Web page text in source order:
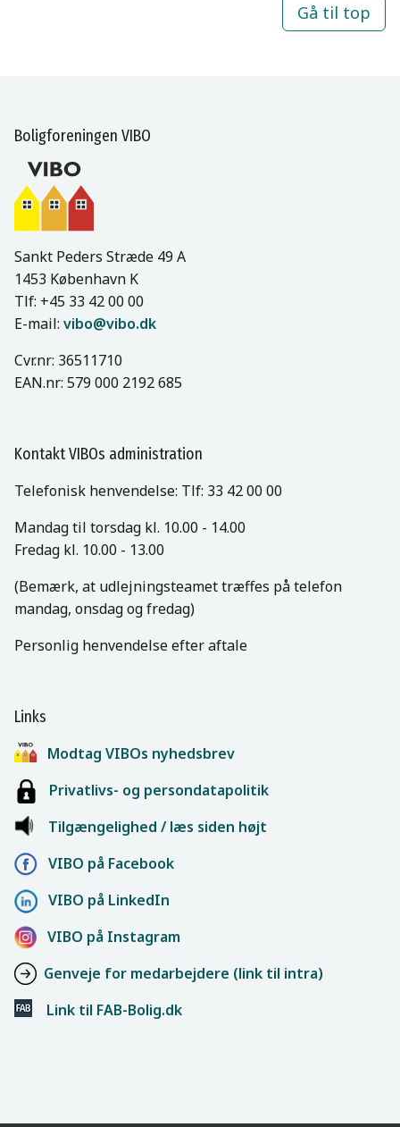
Gå til top
Boligforeningen VIBO
Sankt Peders Stræde 49 A
1453 København K
Tlf: +45 33 42 00 00
E-mail: vibo@vibo.dk
Cvr.nr: 36511710
EAN.nr: 579 000 2192 685
Kontakt VIBOs administration
Telefonisk henvendelse: Tlf: 33 42 00 00
Mandag til torsdag kl. 10.00 - 14.00
Fredag kl. 10.00 - 13.00
(Bemærk, at udlejningsteamet træffes på telefon
mandag, onsdag og fredag)
Personlig henvendelse efter aftale
Links
Modtag VIBOs nyhedsbrev
Privatlivs- og persondatapolitik
Tilgængelighed / læs siden højt
VIBO på Facebook
VIBO på LinkedIn
VIBO på Instagram
Genveje for medarbejdere (link til intra)
Link til FAB-Bolig.dk